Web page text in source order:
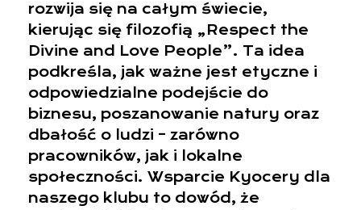
rozwija się na całym świecie,
kierując się filozofią „Respect the
Divine and Love People”. Ta idea
podkreśla, jak ważne jest etyczne i
odpowiedzialne podejście do
biznesu, poszanowanie natury oraz
dbałość o ludzi – zarówno
pracowników, jak i lokalne
społeczności. Wsparcie Kyocery dla
naszego klubu to dowód, że